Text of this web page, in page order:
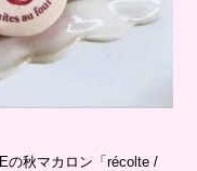
秋マカロン「récolte /